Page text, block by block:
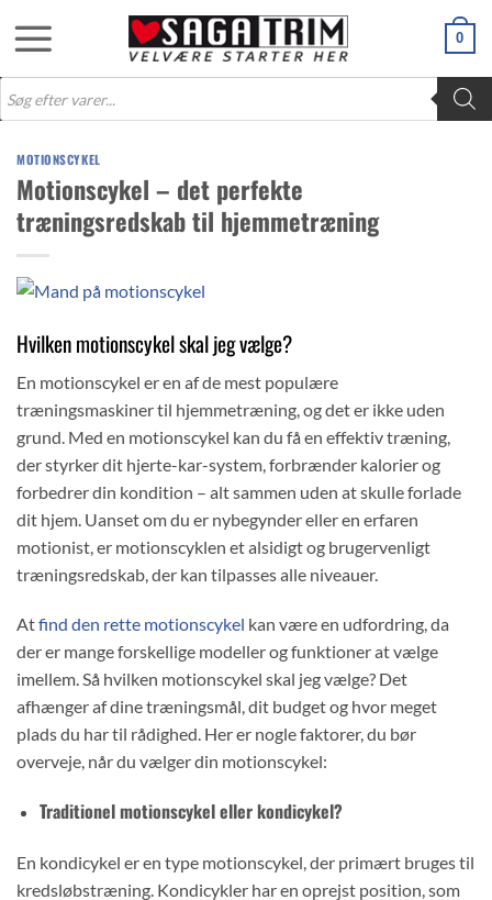
0
Products
search
MOTIONSCYKEL
Motionscykel – det perfekte
træningsredskab til hjemmetræning
Hvilken motionscykel skal jeg vælge?
En motionscykel er en af de mest populære
træningsmaskiner til hjemmetræning, og det er ikke uden
grund. Med en motionscykel kan du få en effektiv træning,
der styrker dit hjerte-kar-system, forbrænder kalorier og
forbedrer din kondition – alt sammen uden at skulle forlade
dit hjem. Uanset om du er nybegynder eller en erfaren
motionist, er motionscyklen et alsidigt og brugervenligt
træningsredskab, der kan tilpasses alle niveauer.
Atfind den rette motionscykel kan være en udfordring, da
der er mange forskellige modeller og funktioner at vælge
imellem. Så hvilken motionscykel skal jeg vælge? Det
afhænger af dine træningsmål, dit budget og hvor meget
plads du har til rådighed. Her er nogle faktorer, du bør
overveje, når du vælger din motionscykel:
Traditionel motionscykel eller kondicykel?
En kondicykel er en type motionscykel, der primært bruges til
kredsløbstræning. Kondicykler har en oprejst position, som